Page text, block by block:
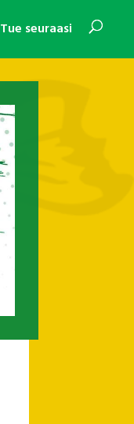
Tue seuraasi